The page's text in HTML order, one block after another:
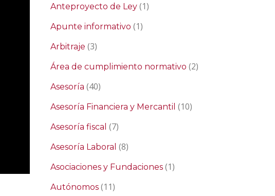
Anteproyecto de Ley (1)
Apunte informativo (1)
Arbitraje (3)
Área de cumplimiento normativo (2)
Asesoría (40)
Asesoría Financiera y Mercantil (10)
Asesoría fiscal (7)
Asesoría Laboral (8)
Asociaciones y Fundaciones (1)
Autónomos (11)